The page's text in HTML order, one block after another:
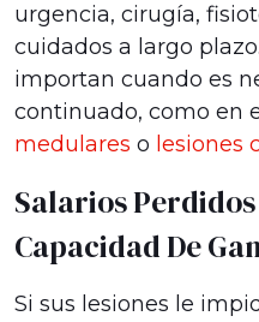
urgencia, cirugía,
cuidados a largo
importan cuando es
continuado, como en
medulares o lesiones
Salarios
Capacidad De
Si sus lesiones le